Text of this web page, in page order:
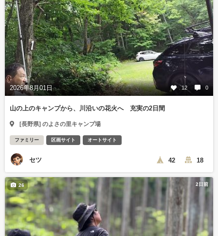
2026年8月01日 12 0
山の上のキャンプから、川沿いの花火へ 充実の2日間
[長野県] のよさの里キャンプ場
ファミリー 区画サイト オートサイト
セツ 42 18
2日前
26